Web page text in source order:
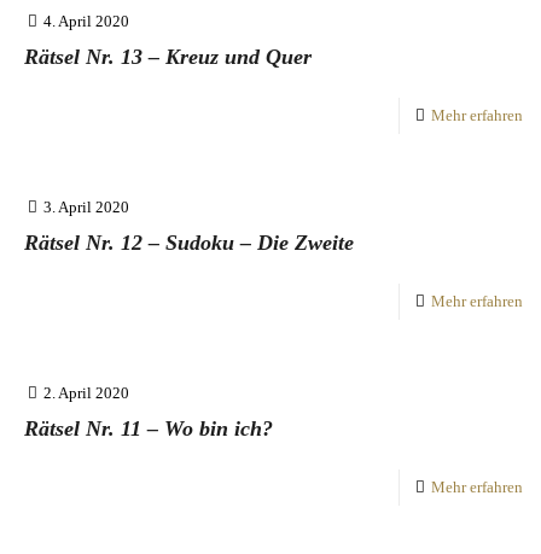
4. April 2020
Rätsel Nr. 13 – Kreuz und Quer
Mehr erfahren
3. April 2020
Rätsel Nr. 12 – Sudoku – Die Zweite
Mehr erfahren
2. April 2020
Rätsel Nr. 11 – Wo bin ich?
Mehr erfahren